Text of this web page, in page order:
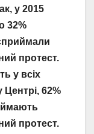
у 2015
32%
протест.
у всіх
Центрі, 62%
протест.